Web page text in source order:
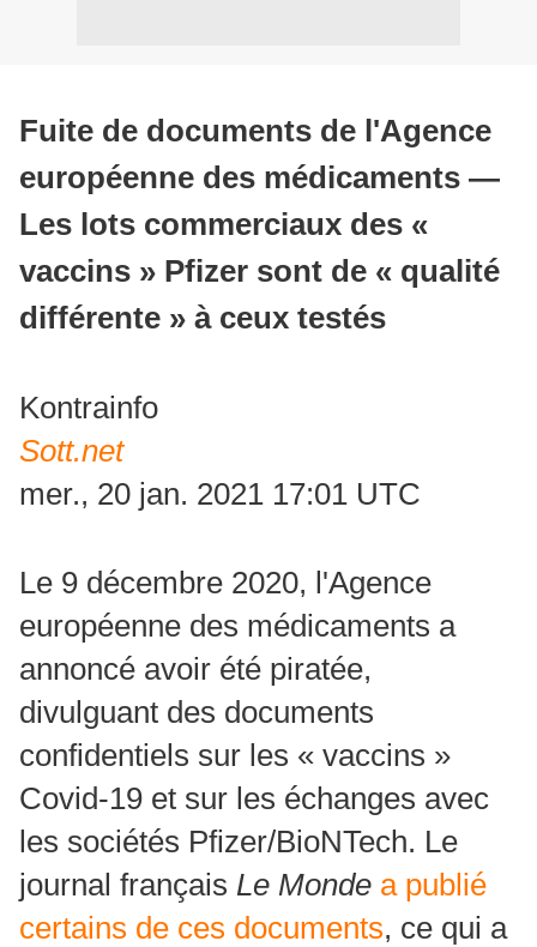
Fuite de documents de l'Agence
européenne des médicaments —
Les lots commerciaux des «
vaccins » Pfizer sont de « qualité
différente » à ceux testés
Kontrainfo
Sott.net
mer., 20 jan. 2021 17:01 UTC
Le 9 décembre 2020, l'Agence
européenne des médicaments a
annoncé avoir été piratée,
divulguant des documents
confidentiels sur les « vaccins »
Covid-19 et sur les échanges avec
les sociétés Pfizer/BioNTech. Le
journal français Le Monde a publié
certains de ces documents, ce qui a